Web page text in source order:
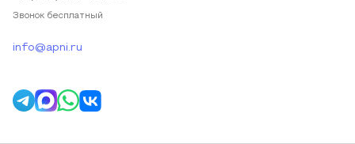
Звонок бесплатный
info@apni.ru